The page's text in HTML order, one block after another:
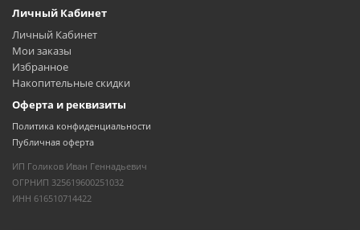
Личный Кабинет
Личный Кабинет
Мои заказы
Избранное
Накопительные скидки
Оферта и реквизиты
Политика конфиденциальности
Публичная оферта
ИП Голиков Иван Геннадьевич
ОГРНИП 325619600251032
ИНН 616510714422